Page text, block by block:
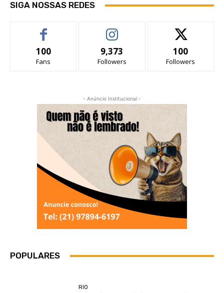
SIGA NOSSAS REDES
100
Fans
9,373
Followers
100
Followers
- Anúncio Institucional -
POPULARES
RIO